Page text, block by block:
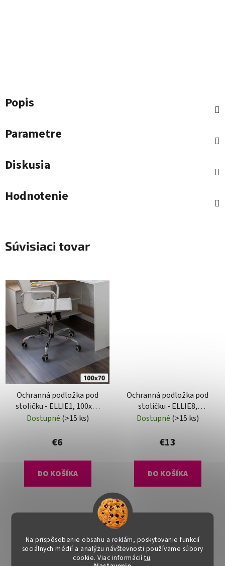
Na prispôsobenie obsahu a reklám, poskytovanie funkcií
sociálnych médií a analýzu návštevnosti používame súbory
cookie. Viac informáciítu.
Popis
Parametre
Diskusia
Hodnotenie
Súvisiaci tovar
Ochranná podložka pod
stoličku - ELLIE1, 100x70
cm, 0,5 mm
Dostupné (>15 ks)
€6
DO KOŠÍKA
Ochranná podložka pod
stoličku - ELLIE8,
120x120 cm, 0,8 mm
Dostupné (>15 ks)
€13
DO KOŠÍKA